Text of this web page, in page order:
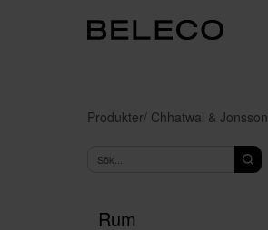
Produkter/ Chhatwal & Jonsson
Rum